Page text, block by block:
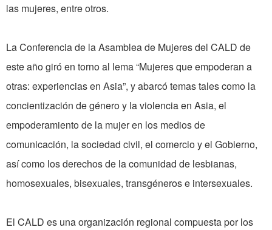
las mujeres, entre otros.
La Conferencia de la Asamblea de Mujeres del CALD de
este año giró en torno al lema “Mujeres que empoderan a
otras: experiencias en Asia”, y abarcó temas tales como la
concientización de género y la violencia en Asia, el
empoderamiento de la mujer en los medios de
comunicación, la sociedad civil, el comercio y el Gobierno,
así como los derechos de la comunidad de lesbianas,
homosexuales, bisexuales, transgéneros e intersexuales.
El CALD es una organización regional compuesta por los